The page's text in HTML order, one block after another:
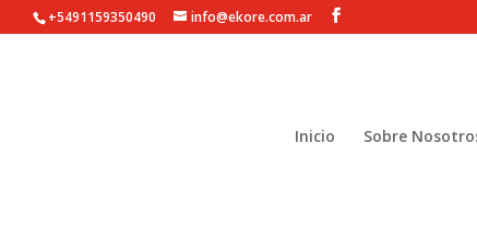
Notice: Undefined index: tracking_type in/home/ekorecom/
/home/ekorecom/
/home/ekorecom/
+5491159350490 info@ekore.com.ar
Inicio Sobre